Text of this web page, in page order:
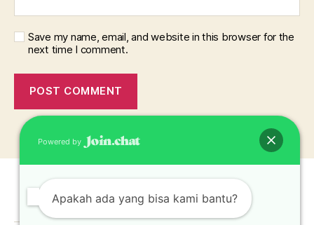
Save my name, email, and website in this browser for the
next time I comment.
Powered by
Apakah ada yang bisa kami bantu?